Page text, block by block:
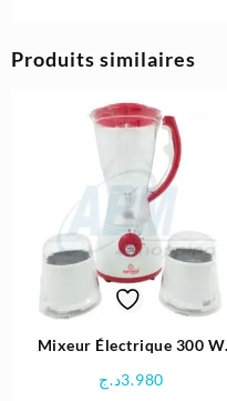
Produits similaires
Mixeur Électrique 300 W
3.980د.ج